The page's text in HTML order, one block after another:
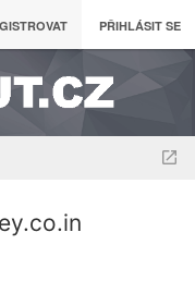
PŘIHLÁSIT SE